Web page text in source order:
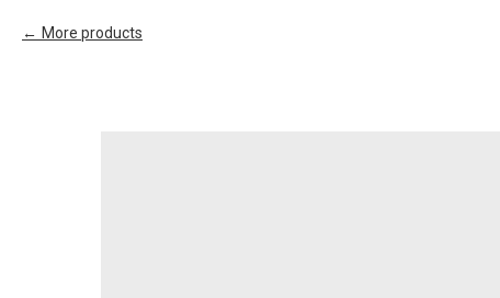
More products